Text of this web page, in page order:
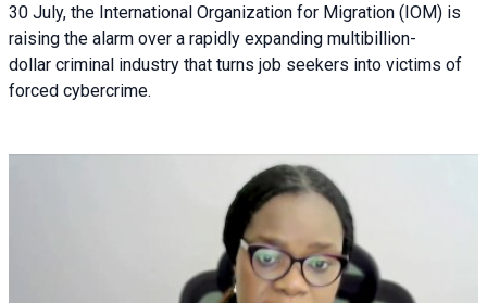
30 July, the International Organization for Migration (IOM) is
raising the alarm over a rapidly expanding multibillion-
dollar criminal industry that turns job seekers into victims of
forced cybercrime.